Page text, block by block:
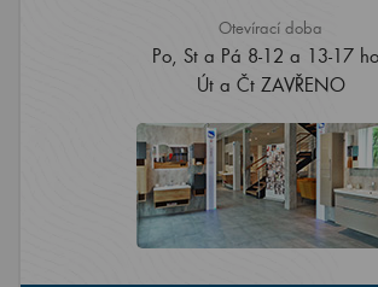
Otevírací doba
Po, St a Pá 8-12 a 13-17
Út a Čt ZAVŘENO